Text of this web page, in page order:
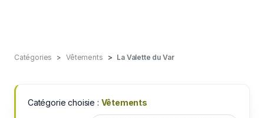
Catégories Vêtements La Valette du Var
Catégorie choisie : Vêtements